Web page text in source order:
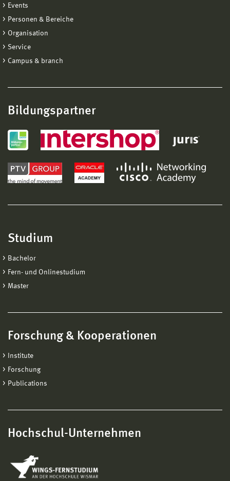
Events
Personen & Bereiche
Organisation
Service
Campus & branch
Bildungspartner
Studium
Bachelor
Fern- und Onlinestudium
Master
Forschung & Kooperationen
Institute
Forschung
Publications
Hochschul-Unternehmen